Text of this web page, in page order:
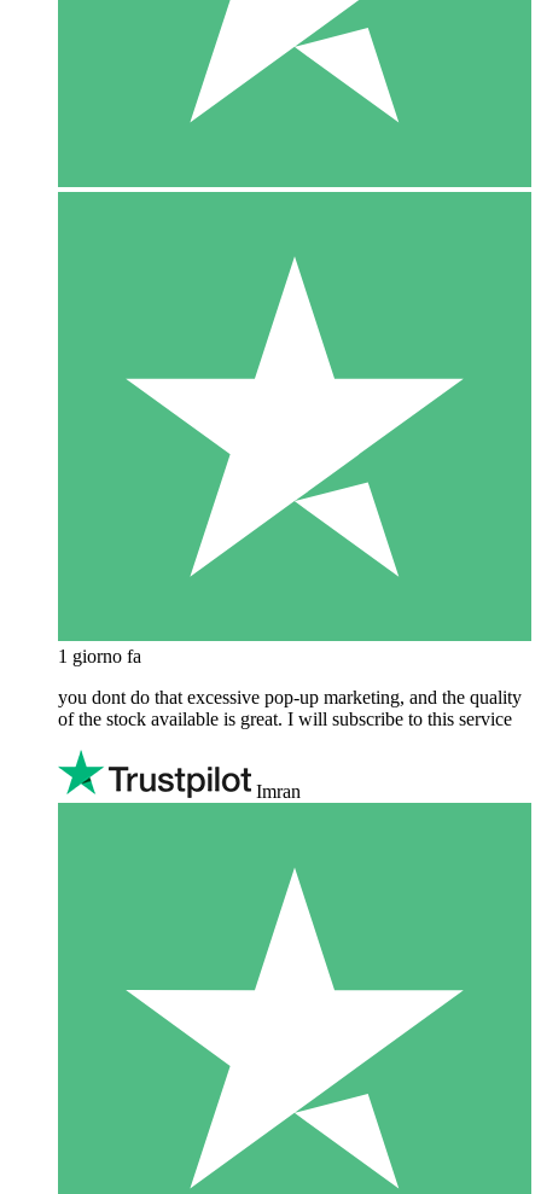
1 giorno fa
you dont do that excessive pop-up marketing, and the quality
of the stock available is great. I will subscribe to this service
Imran